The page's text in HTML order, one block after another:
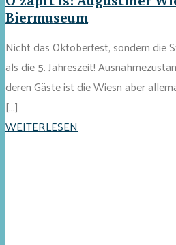
Biermuseum
Nicht das Oktoberfest, sondern die
als die 5. Jahreszeit!
deren Gäste ist die Wiesn aber
[…]
WEITERLESEN